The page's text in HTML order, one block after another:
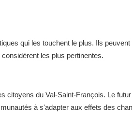
qui les touchent le plus. Ils peuvent
les plus pertinentes.
citoyens du Val-Saint-François. Le
à s'adapter aux effets des